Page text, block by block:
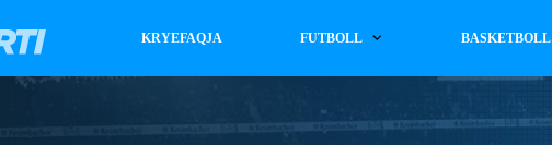
KRYEFAQJA FUTBOLL BASKETBOLL